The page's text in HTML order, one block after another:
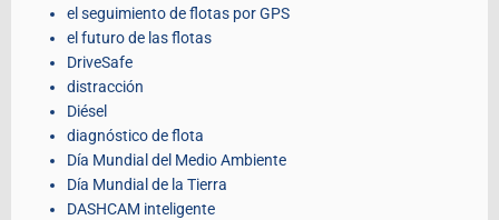
el seguimiento de flotas por GPS
el futuro de las flotas
DriveSafe
distracción
Diésel
diagnóstico de flota
Día Mundial del Medio Ambiente
Día Mundial de la Tierra
DASHCAM inteligente